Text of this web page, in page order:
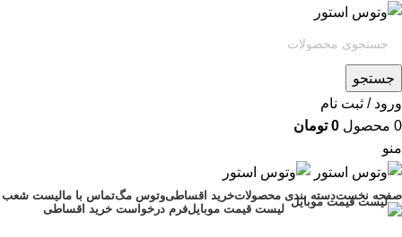
جستجو
ورود / ثبت نام
0 محصول 0 تومان
منو
صفحه نخستدسته بندی محصولاتخرید اقساطیوتوس مگتماس با مالیست شعب
لیست قیمت موبایلفرم درخواست خرید اقساطی